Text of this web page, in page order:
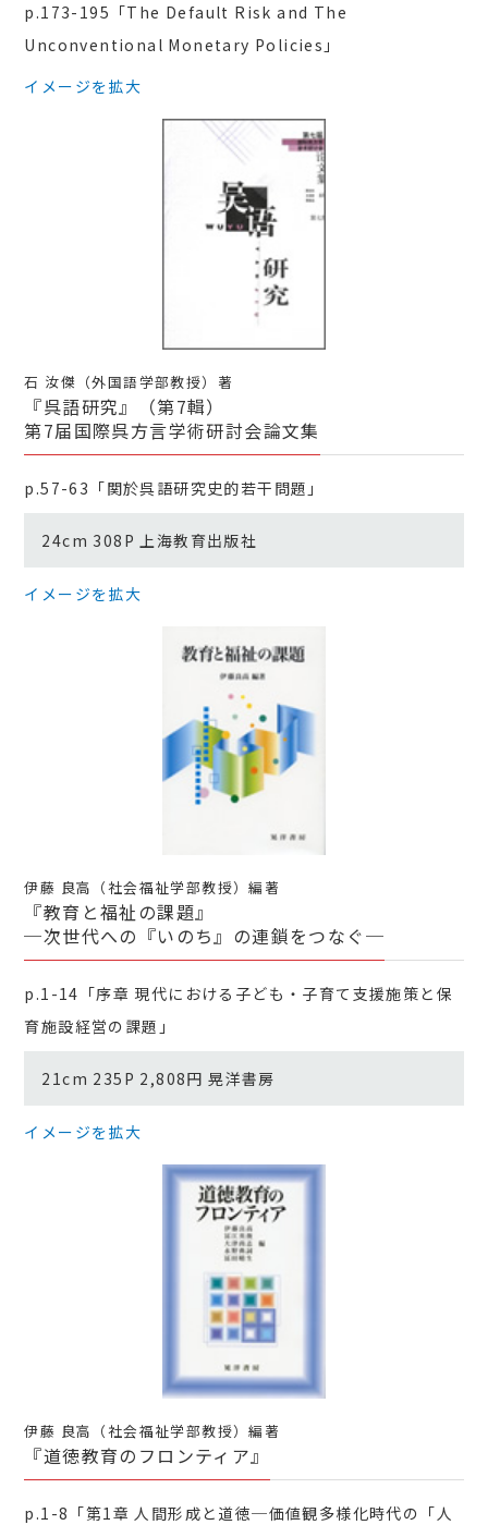
p.173-195「The Default Risk and The
Unconventional Monetary Policies」
イメージを拡大
石 汝傑（外国語学部教授）著
『呉語研究』（第7輯）
第7届国際呉方言学術研討会論文集
p.57-63「関於呉語研究史的若干問題」
24cm 308P 上海教育出版社
イメージを拡大
伊藤 良高（社会福祉学部教授）編著
『教育と福祉の課題』
─次世代への『いのち』の連鎖をつなぐ─
p.1-14「序章 現代における子ども・子育て支援施策と保
育施設経営の課題」
21cm 235P 2,808円 晃洋書房
イメージを拡大
伊藤 良高（社会福祉学部教授）編著
『道徳教育のフロンティア』
p.1-8「第1章 人間形成と道徳─価値観多様化時代の「人